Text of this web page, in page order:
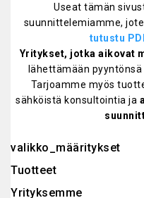
Useat tämän
suunnittelemiamme,
tutustu
Yritykset, jotka aikovat
lähettämään
Tarjoamme myös
sähköistä konsultointia ja
valikko_määritykset
Tuotteet
Yrityksemme